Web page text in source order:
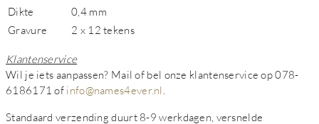
Dikte
0,4 mm
Gravure
2 x 12 tekens
Klantenservice
Wil je iets aanpassen? Mail of bel onze klantenservice op 078-
6186171 of info@names4ever.nl
Standaard verzending duurt 8-9 werkdagen, versnelde